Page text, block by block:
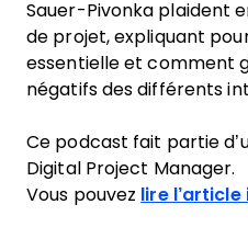
Sauer-Pivonka plaident
de projet, expliquant
essentielle et comment
négatifs des différents
Ce podcast fait partie
Digital Project Manager.
Vous pouvez lire l’article